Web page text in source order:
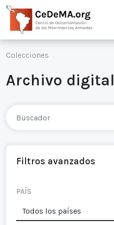
Colecciones
Archivo digital
Filtros avanzados
PAÍS